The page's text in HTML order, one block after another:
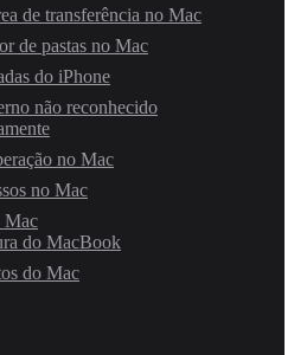
de transferência no Mac
de pastas no Mac
do iPhone
não reconhecido
no Mac
no Mac
Mac
do MacBook
do Mac